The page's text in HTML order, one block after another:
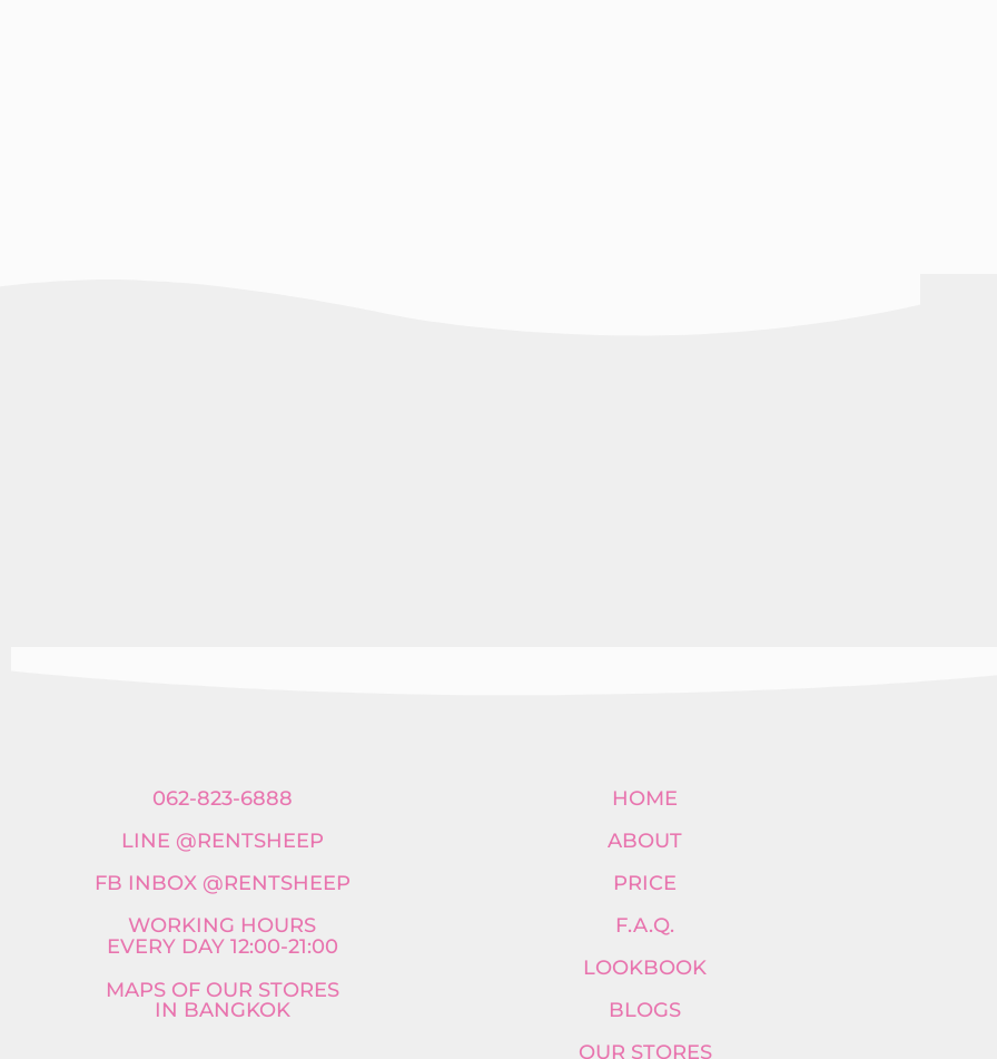
062-823-6888
LINE @RENTSHEEP
FB INBOX @RENTSHEEP
WORKING HOURS
EVERY DAY 12:00-21:00
MAPS OF OUR STORES
IN BANGKOK
HOME
ABOUT
PRICE
F.A.Q.
LOOKBOOK
BLOGS
OUR STORES